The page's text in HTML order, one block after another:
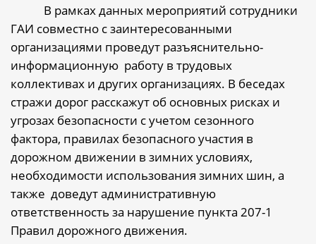
В рамках данных мероприятий сотрудники
ГАИ совместно с заинтересованными
организациями проведут разъяснительно-
информационную работу в трудовых
коллективах и других организациях. В беседах
стражи дорог расскажут об основных рисках и
угрозах безопасности с учетом сезонного
фактора, правилах безопасного участия в
дорожном движении в зимних условиях,
необходимости использования зимних шин, а
также доведут административную
ответственность за нарушение пункта 207-1
Правил дорожного движения.